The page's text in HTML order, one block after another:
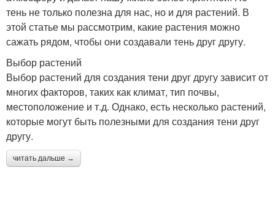
тень не только полезна для нас, но и для растений. В
этой статье мы рассмотрим, какие растения можно
сажать рядом, чтобы они создавали тень друг другу.
Выбор растений
Выбор растений для создания тени друг другу зависит от
многих факторов, таких как климат, тип почвы,
местоположение и т.д. Однако, есть несколько растений,
которые могут быть полезными для создания тени друг
другу.
читать дальше →